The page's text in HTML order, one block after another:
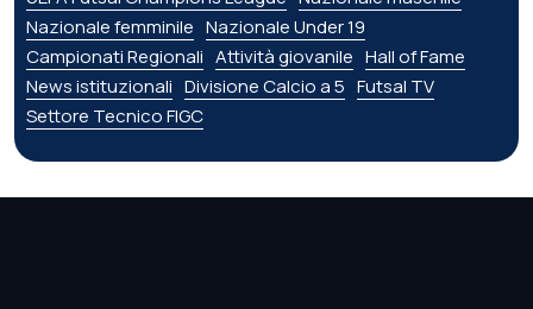
Nazionale femminile Nazionale Under 19
Campionati Regionali Attività giovanile Hall of Fame
News istituzionali Divisione Calcio a 5 Futsal TV
Settore Tecnico FIGC